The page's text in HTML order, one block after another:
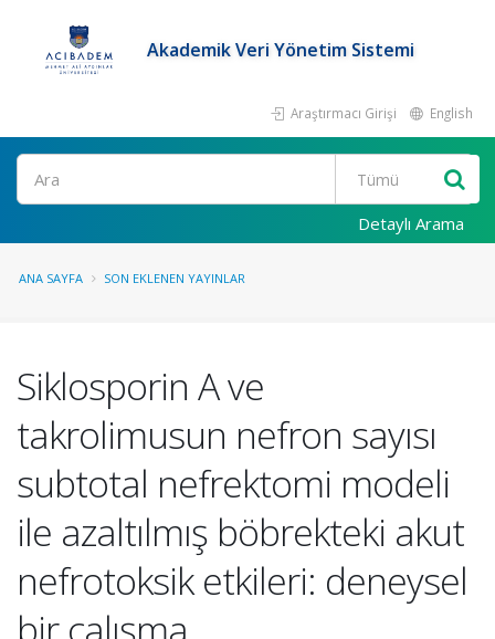
Akademik Veri Yönetim Sistemi
Araştırmacı Girişi English
Ara
Detaylı Arama
ANA SAYFA SON EKLENEN YAYINLAR
Siklosporin A ve
takrolimusun nefron sayısı
subtotal nefrektomi modeli
ile azaltılmış böbrekteki akut
nefrotoksik etkileri: deneysel